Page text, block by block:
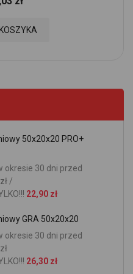
50x20x20 PRO+
okresie 30 dni przed
/
22,90 zł
GRA 50x20x20
okresie 30 dni przed
26,30 zł